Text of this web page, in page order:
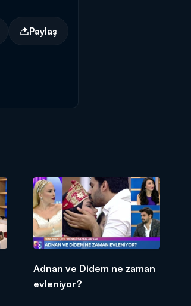
Paylaş
Adnan ve Didem ne zaman
evleniyor?